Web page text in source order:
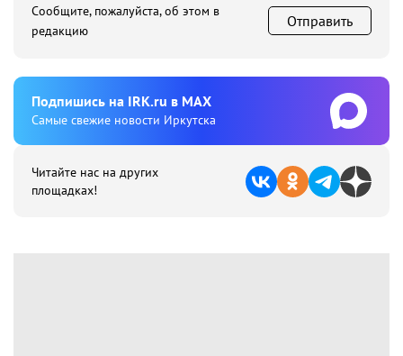
Сообщите, пожалуйста, об этом в
редакцию
Отправить
Подпишиcь на IRK.ru в MAX
Cамые свежие новости Иркутска
Читайте нас на других
площадках!